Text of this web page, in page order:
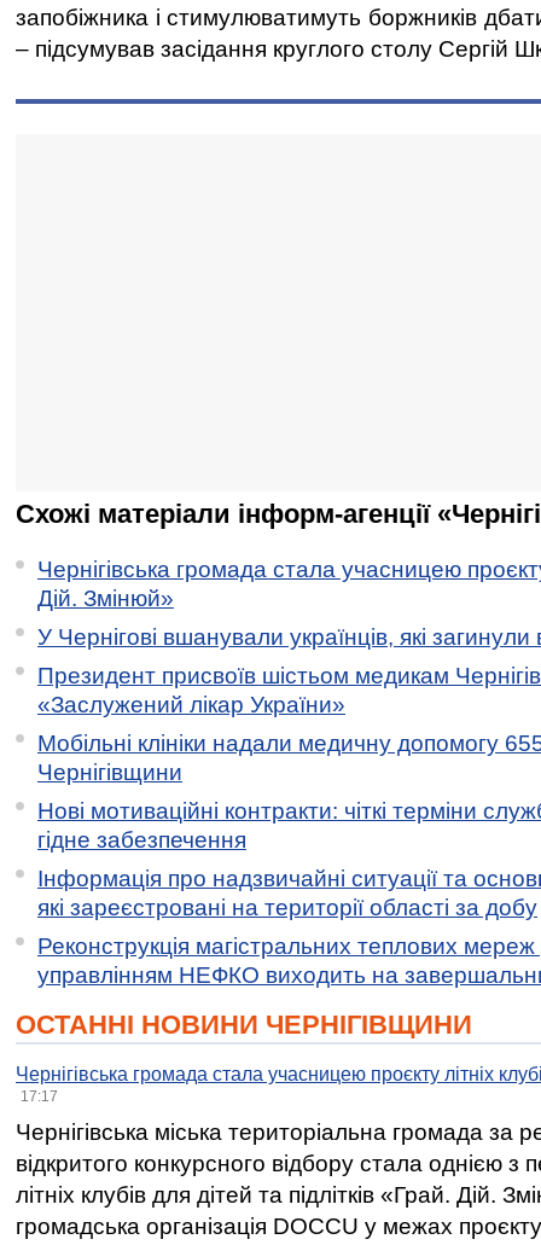
запобіжника і стимулюватимуть боржників
– підсумував засідання круглого столу Сергій
Схожі матеріали інформ-агенції
Чернігівська громада стала учасницею
Дій. Змінюй»
У Чернігові вшанували українців, які загинули
Президент присвоїв шістьом медикам
«Заслужений лікар України»
Мобільні клініки надали медичну допомогу
Чернігівщини
Нові мотиваційні контракти: чіткі терміни
гідне забезпечення
Інформація про надзвичайні ситуації та
які зареєстровані на території області за добу
Реконструкція магістральних теплових мереж
управлінням НЕФКО виходить на
ОСТАННІ НОВИНИ ЧЕРНІГІВЩИНИ
Чернігівська громада стала учасницею проєкту літніх
17:17
Чернігівська міська територіальна громада за
відкритого конкурсного відбору стала однією
літніх клубів для дітей та підлітків «Грай. Дій.
громадська організація DOCCU у межах